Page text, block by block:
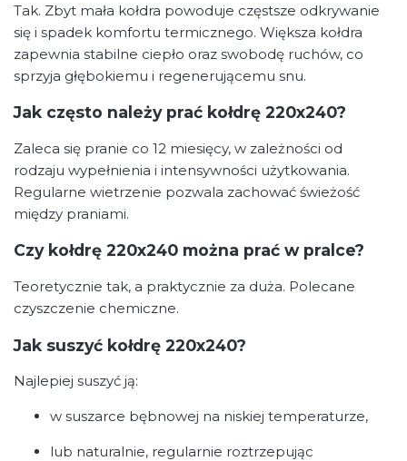
Tak. Zbyt mała kołdra powoduje częstsze odkrywanie
się i spadek komfortu termicznego. Większa kołdra
zapewnia stabilne ciepło oraz swobodę ruchów, co
sprzyja głębokiemu i regenerującemu snu.
Jak często należy prać kołdrę 220x240?
Zaleca się pranie co 12 miesięcy, w zależności od
rodzaju wypełnienia i intensywności użytkowania.
Regularne wietrzenie pozwala zachować świeżość
między praniami.
Czy kołdrę 220x240 można prać w pralce?
Teoretycznie tak, a praktycznie za duża. Polecane
czyszczenie chemiczne.
Jak suszyć kołdrę 220x240?
Najlepiej suszyć ją:
w suszarce bębnowej na niskiej temperaturze,
lub naturalnie, regularnie roztrzepując